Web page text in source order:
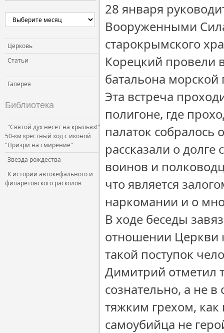
Церковь
Статьи
Галерея
Библиотека
"Святой дух несёт на крыльях!"
50-км крестный ход с иконой
"Призри на смирение"
Звезда рождества
К истории автокефального и
филаретовского расколов
28 января
Вооруженными
старокрымского
Корецкий провели
батальона
Эта встреча
полигоне, где
палаток
рассказали о
воинов и
что является
наркомании и о
В ходе беседы
отношении Церкви
такой поступок
Димитрий отметил
сознательно, а не
тяжким грехом, как
самоубийца не